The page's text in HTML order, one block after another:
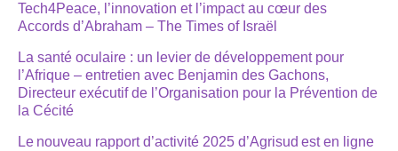
Tech4Peace, l’innovation et l’impact au cœur des
Accords d’Abraham – The Times of Israël
La santé oculaire : un levier de développement pour
l’Afrique – entretien avec Benjamin des Gachons,
Directeur exécutif de l’Organisation pour la Prévention de
la Cécité
Le nouveau rapport d’activité 2025 d’Agrisud est en ligne